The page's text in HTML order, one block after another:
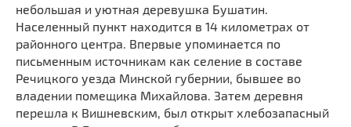
небольшая и уютная деревушка Бушатин.
Населенный пункт находится в 14 километрах от
районного центра. Впервые упоминается по
письменным источникам как селение в составе
Речицкого уезда Минской губернии, бывшее во
владении помещика Михайлова. Затем деревня
перешла к Вишневским, был открыт хлебозапасный